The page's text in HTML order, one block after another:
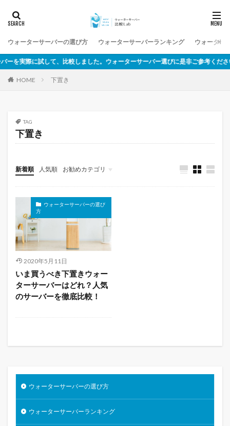
ウォーターサーバーの選び方 ウォーターサーバーランキング ウォーター
実際に試して、比較しました。ウォーターサーバー選びに是非ご参考ください。
HOME 下置き
TAG
下置き
新着順 人気順 お勧めカテゴリ
未分類
ウォーターサーバーの選び
方
2020年5月11日
いま買うべき下置きウォー
ターサーバーはどれ？人気
のサーバーを徹底比較！
ウォーターサーバーの選び方
ウォーターサーバーランキング